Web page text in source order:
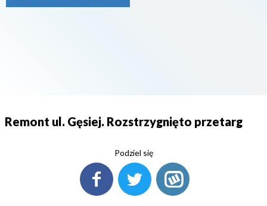
Remont ul. Gęsiej. Rozstrzygnięto przetarg
Podziel się